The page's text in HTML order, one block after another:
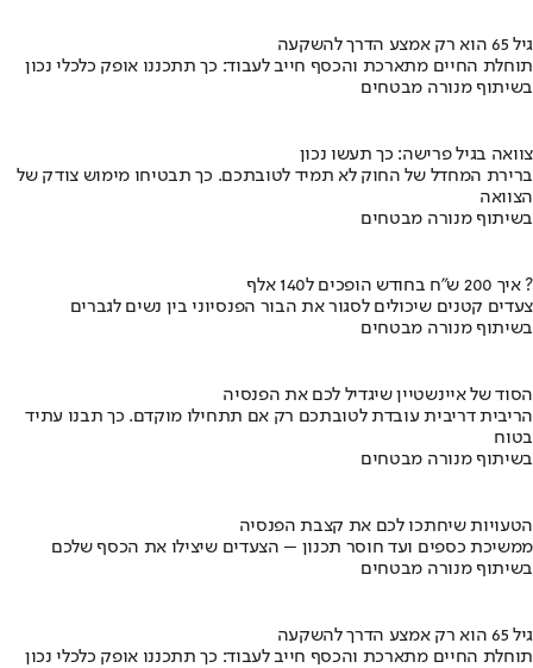
גיל 65 הוא רק אמצע הדרך להשקעה
תוחלת החיים מתארכת והכסף חייב לעבוד: כך תתכננו אופק כלכלי נכון
בשיתוף מנורה מבטחים
צוואה בגיל פרישה: כך תעשו נכון
ברירת המחדל של החוק לא תמיד לטובתכם. כך תבטיחו מימוש צודק של
הצוואה
בשיתוף מנורה מבטחים
איך 200 ש"ח בחודש הופכים ל140 אלף ?
צעדים קטנים שיכולים לסגור את הבור הפנסיוני בין נשים לגברים
בשיתוף מנורה מבטחים
הסוד של איינשטיין שיגדיל לכם את הפנסיה
הריבית דריבית עובדת לטובתכם רק אם תתחילו מוקדם. כך תבנו עתיד
בטוח
בשיתוף מנורה מבטחים
הטעויות שיחתכו לכם את קצבת הפנסיה
ממשיכת כספים ועד חוסר תכנון – הצעדים שיצילו את הכסף שלכם
בשיתוף מנורה מבטחים
גיל 65 הוא רק אמצע הדרך להשקעה
תוחלת החיים מתארכת והכסף חייב לעבוד: כך תתכננו אופק כלכלי נכון